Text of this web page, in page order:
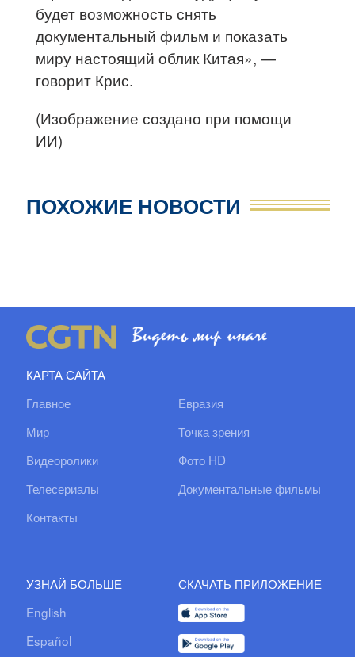
будет возможность снять
документальный фильм и показать
миру настоящий облик Китая», —
говорит Крис.
(Изображение создано при помощи
ИИ)
ПОХОЖИЕ НОВОСТИ
КАРТА САЙТА
Главное
Евразия
Мир
Точка зрения
Видеоролики
Фото HD
Телесериалы
Документальные фильмы
Контакты
УЗНАЙ БОЛЬШЕ
English
Español
СКАЧАТЬ ПРИЛОЖЕНИЕ